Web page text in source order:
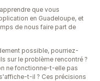
que vous
en Guadeloupe, et
de nous faire part de
possible, pourriez-
sur le problème rencontré ?
ne fonctionne-t-elle pas
t-il ? Ces précisions